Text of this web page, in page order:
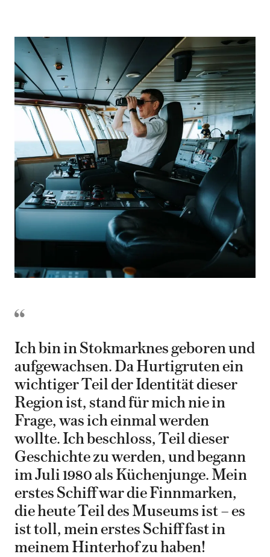
Ich bin in Stokmarknes geboren und
aufgewachsen. Da Hurtigruten ein
wichtiger Teil der Identität dieser
Region ist, stand für mich nie in
Frage, was ich einmal werden
wollte. Ich beschloss, Teil dieser
Geschichte zu werden, und begann
im Juli 1980 als Küchenjunge. Mein
erstes Schiff war die Finnmarken,
die heute Teil des Museums ist – es
ist toll, mein erstes Schiff fast in
meinem Hinterhof zu haben!